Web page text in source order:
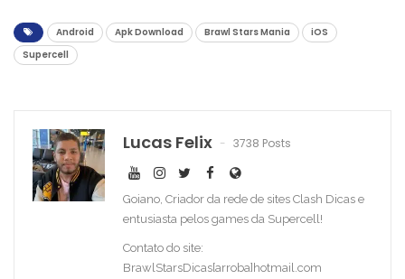
Android Apk Download Brawl Stars Mania
iOS
Supercell
Lucas Felix 3738 Posts
Goiano, Criador da rede de sites Clash Dicas e
entusiasta pelos games da Supercell!
Contato do site:
BrawlStarsDicas[arroba]hotmail.com